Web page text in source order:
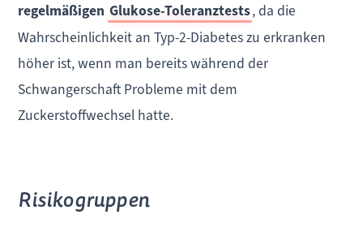
regelmäßigen Glukose-Toleranztests, da die
Wahrscheinlichkeit an Typ-2-Diabetes zu erkranken
höher ist, wenn man bereits während der
Schwangerschaft Probleme mit dem
Zuckerstoffwechsel hatte.
Risikogruppen